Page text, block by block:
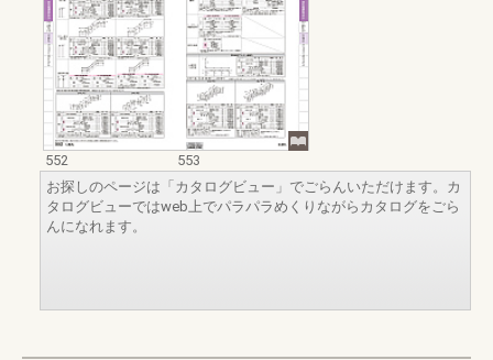
552
553
お探しのページは「カタログビュー」でごらんいただけます。カ
タログビューではweb上でパラパラめくりながらカタログをごら
んになれます。